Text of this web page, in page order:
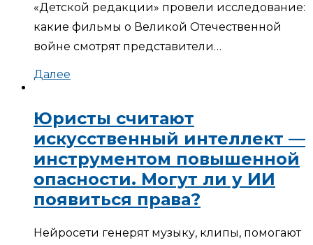
«Детской редакции» провели исследование:
какие фильмы о Великой Отечественной
войне смотрят представители…
Далее
Юристы считают
искусственный интеллект —
инструментом повышенной
опасности. Могут ли у ИИ
появиться права?
Нейросети генерят музыку, клипы, помогают